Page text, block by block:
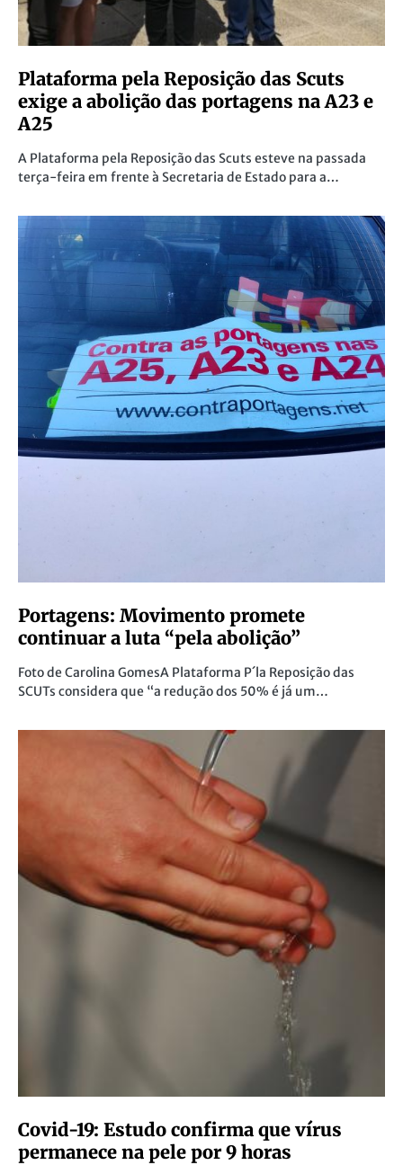
Plataforma pela Reposição das Scuts
exige a abolição das portagens na A23 e
A25
A Plataforma pela Reposição das Scuts esteve na passada
terça-feira em frente à Secretaria de Estado para a…
Portagens: Movimento promete
continuar a luta “pela abolição”
Foto de Carolina GomesA Plataforma P´la Reposição das
SCUTs considera que “a redução dos 50% é já um…
Covid-19: Estudo confirma que vírus
permanece na pele por 9 horas